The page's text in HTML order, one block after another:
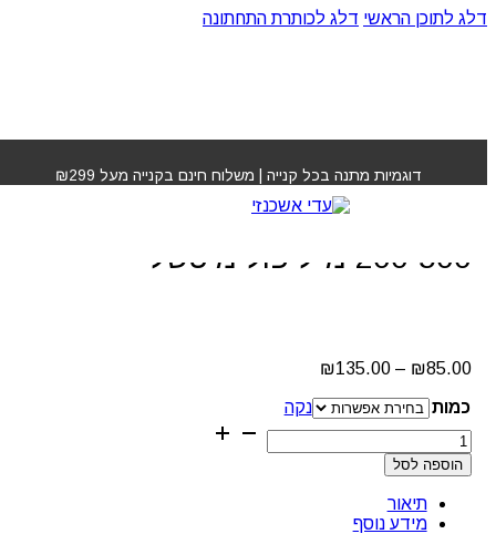
דלג לתוכן הראשי דלג לכותרת התחתונה
דוגמיות מתנה בכל קנייה | משלוח חינם בקנייה מעל ₪299מיטשל
מוס קצף מפסל לשיער
200-500 מ"ל פול מיטשל
₪85.00
–
₪135.00
עד
⁦₪135.00⁩
כמות
נקה
כמות
של
מוס
מפסל
לשיער
הוספה לסל
תיאור
מידע נוסף